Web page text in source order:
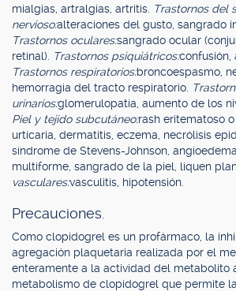
mialgias, artralgias, artritis. Trastornos del
nervioso:alteraciones del gusto, sangrado
Trastornos oculares:sangrado ocular
retinal). Trastornos psiquiátricos:confusión,
Trastornos respiratorios:broncoespasmo,
hemorragia del tracto respiratorio.
urinarios:glomerulopatía, aumento de los
Piel y tejido subcutáneo:rash eritematoso
urticaria, dermatitis, eczema, necrólisis
síndrome de Stevens-Johnson,
multiforme, sangrado de la piel, liquen
vasculares:vasculitis, hipotensión.
Precauciones.
Como clopidogrel es un profármaco, la
agregación plaquetaria realizada por el
enteramente a la actividad del metabolito
metabolismo de clopidogrel que permite